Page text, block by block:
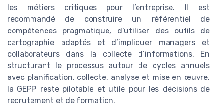
les métiers critiques pour l’entreprise. Il est
recommandé de construire un référentiel de
compétences pragmatique, d’utiliser des outils de
cartographie adaptés et d’impliquer managers et
collaborateurs dans la collecte d’informations. En
structurant le processus autour de cycles annuels
avec planification, collecte, analyse et mise en œuvre,
la GEPP reste pilotable et utile pour les décisions de
recrutement et de formation.